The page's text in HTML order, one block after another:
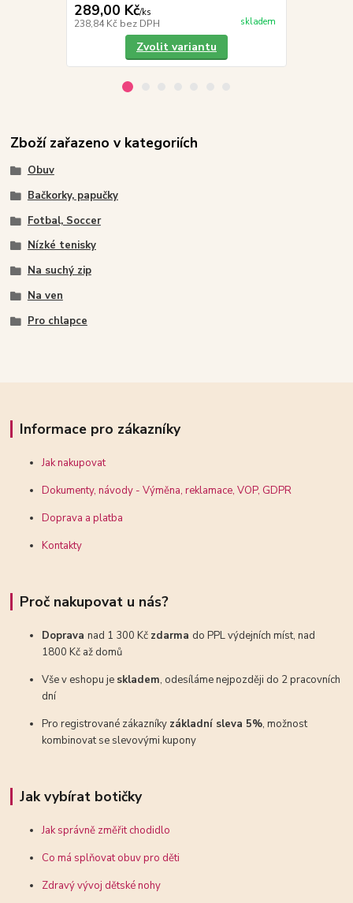
289,00 Kč/ks
238,84 Kč bez DPH skladem
Zvolit variantu
Zboží zařazeno v kategoriích
Obuv
Bačkorky, papučky
Fotbal, Soccer
Nízké tenisky
Na suchý zip
Na ven
Pro chlapce
Informace pro zákazníky
Jak nakupovat
Dokumenty, návody - Výměna, reklamace, VOP, GDPR
Doprava a platba
Kontakty
Proč nakupovat u nás?
Dopravanad 1 300 Kč zdarma do PPL výdejních míst, nad
1800 Kč až domů
Vše v eshopu je skladem, odesíláme nejpozději do 2 pracovních
dní
Pro registrované zákazníky základní sleva 5%, možnost
kombinovat se slevovými kupony
Jak vybírat botičky
Jak správně změřit chodidlo
Co má splňovat obuv pro děti
Zdravý vývoj dětské nohy